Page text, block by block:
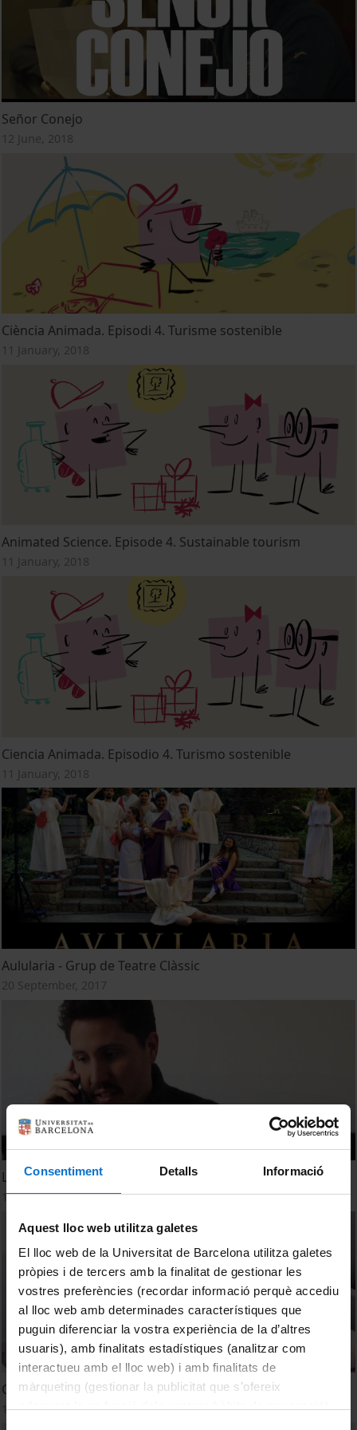
Consentiment Detalls Informació
Aquest lloc web utilitza galetes
El lloc web de la Universitat de Barcelona utilitza galetes
pròpies i de tercers amb la finalitat de gestionar les
vostres preferències (recordar informació perquè accediu
al lloc web amb determinades característiques que
puguin diferenciar la vostra experiència de la d’altres
usuaris), amb finalitats estadístiques (analitzar com
interactueu amb el lloc web) i amb finalitats de
màrqueting (gestionar la publicitat que s’ofereix
Señor Conejo
12 June, 2018
Ciència Animada. Episodi 4. Turisme sostenible
11 January, 2018
Animated Science. Episode 4. Sustainable tourism
11 January, 2018
Ciencia Animada. Episodio 4. Turismo sostenible
11 January, 2018
Aulularia - Grup de Teatre Clàssic
20 September, 2017
La inquilina
14 June, 2017
Consciente
14 June, 2017